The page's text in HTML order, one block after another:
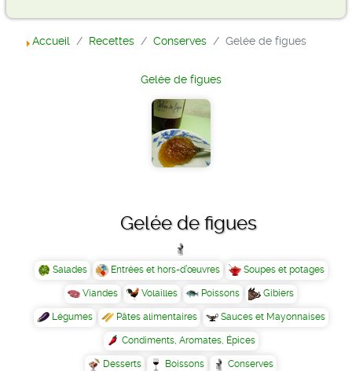
Accueil Recettes Conserves Gelée de figues
Gelée de figues
Gelée de figues
Salades Entrées et hors-d’œuvres Soupes et potages
Viandes Volailles Poissons Gibiers
Légumes Pâtes alimentaires Sauces et Mayonnaises
Condiments, Aromates, Épices
Desserts Boissons Conserves